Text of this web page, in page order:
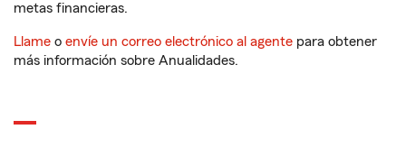
metas financieras.
Llame o envíe un correo electrónico al agente para obtener
más información sobre Anualidades.